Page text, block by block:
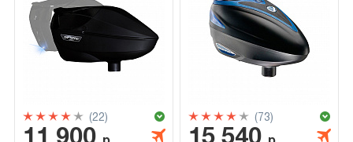
(22)
11 900
(73)
15 540